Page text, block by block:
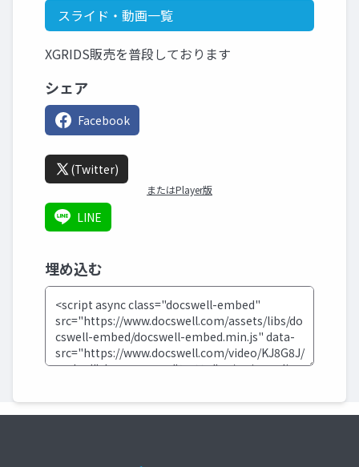
スライド・動画一覧
XGRIDS販売を普段しております
シェア
Facebook
(Twitter)
またはPlayer版
LINE
埋め込む